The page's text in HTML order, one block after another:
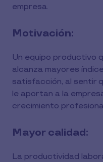
empresa.
Motivación:
Un equipo productivo
alcanza mayores
satisfacción, al sentir
le aportan a la
crecimiento
Mayor calidad:
La productividad